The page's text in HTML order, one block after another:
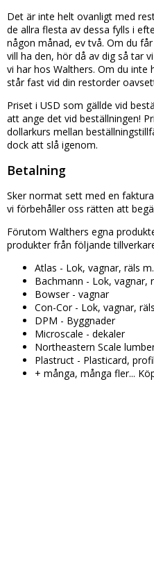
Det är inte helt ovanligt med
de allra flesta av dessa fylls i
någon månad, ev två. Om du
vill ha den, hör då av dig så tar
vi har hos Walthers. Om du inte
står fast vid din restorder
Priset i USD som gällde vid
att ange det vid beställningen!
dollarkurs mellan
dock att slå igenom.
Betalning
Sker normat sett med en
vi förbehåller oss rätten att
Förutom Walthers egna
produkter från följande
Atlas - Lok, vagnar, räls
Bachmann - Lok, vagnar,
Bowser - vagnar
Con-Cor - Lok, vagnar,
DPM - Byggnader
Microscale - dekaler
Northeastern Scale
Plastruct - Plasticard,
+ många, många fler...